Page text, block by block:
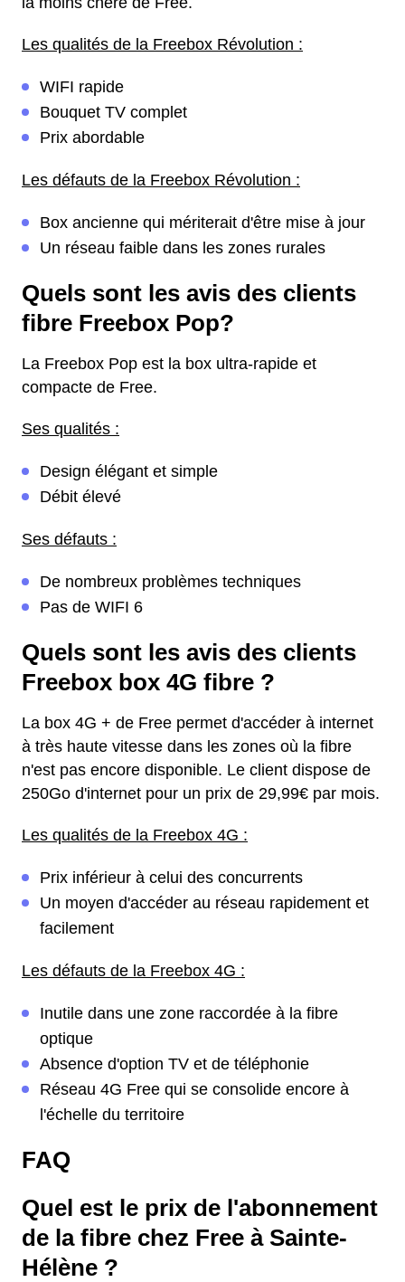
Les qualités de la Freebox Révolution :
WIFI rapide
Bouquet TV complet
Prix abordable
Les défauts de la Freebox Révolution :
Box ancienne qui mériterait d'être mise à jour
Un réseau faible dans les zones rurales
Quels sont les avis des clients
fibre Freebox Pop?
La Freebox Pop est la box ultra-rapide et
compacte de Free.
Ses qualités :
Design élégant et simple
Débit élevé
Ses défauts :
De nombreux problèmes techniques
Pas de WIFI 6
Quels sont les avis des clients
Freebox box 4G fibre ?
La box 4G + de Free permet d'accéder à internet
à très haute vitesse dans les zones où la fibre
n'est pas encore disponible. Le client dispose de
250Go d'internet pour un prix de 29,99€ par mois.
Les qualités de la Freebox 4G :
Prix inférieur à celui des concurrents
Un moyen d'accéder au réseau rapidement et
facilement
Les défauts de la Freebox 4G :
Inutile dans une zone raccordée à la fibre
optique
Absence d'option TV et de téléphonie
Réseau 4G Free qui se consolide encore à
l'échelle du territoire
FAQ
Quel est le prix de l'abonnement
de la fibre chez Free à Sainte-
Hélène ?